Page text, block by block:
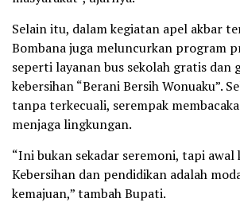
Selain itu, dalam kegiatan apel akbar
Bombana juga meluncurkan program
seperti layanan bus sekolah gratis dan
kebersihan “Berani Bersih Wonuaku”.
tanpa terkecuali, serempak
menjaga lingkungan.
“Ini bukan sekadar seremoni, tapi awal
Kebersihan dan pendidikan adalah
kemajuan,” tambah Bupati.